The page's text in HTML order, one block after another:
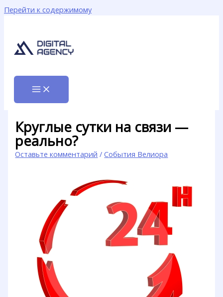
Перейти к содержимому
Круглые сутки на связи —
реально?
Оставьте комментарий /События Велиора